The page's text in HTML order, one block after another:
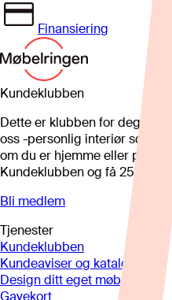
Finansiering
Kundeklubben
Dette er klubben for deg
oss -personlig interiør som
om du er hjemme eller på
Kundeklubben og få 25%*
Bli medlem
Tjenester
Kundeklubben
Kundeaviser og kataloger
Design ditt eget møbel
Gavekort